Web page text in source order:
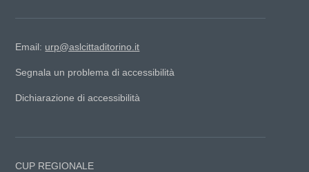
Email: urp@aslcittaditorino.it
Segnala un problema di accessibilità
Dichiarazione di accessibilità
CUP REGIONALE